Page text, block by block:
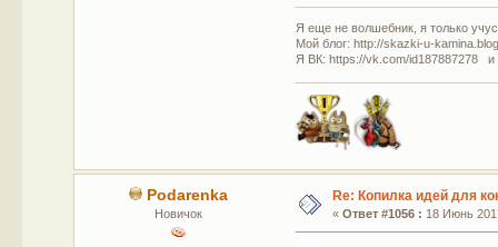
Я еще не волшебник, я только
Мой блог: http://skazki-u-
Я ВК: https://vk.com/id187887278 и
Podarenka
Новичок
Re: Копилка идей для
« Ответ #1056 : 18 Июнь